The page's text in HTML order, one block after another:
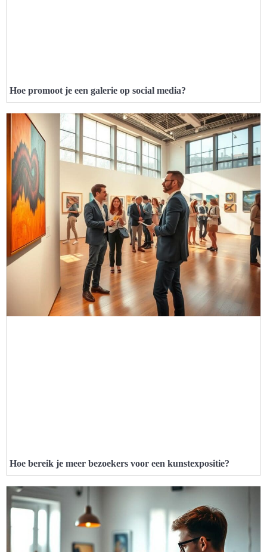
Hoe promoot je een galerie op social media?
Hoe bereik je meer bezoekers voor een kunstexpositie?